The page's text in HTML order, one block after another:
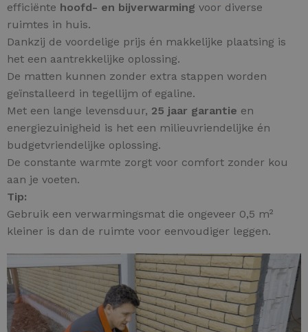
efficiënte hoofd- en bijverwarming voor diverse
ruimtes in huis.
Dankzij de voordelige prijs én makkelijke plaatsing is
het een aantrekkelijke oplossing.
De matten kunnen zonder extra stappen worden
geïnstalleerd in tegellijm of egaline.
Met een lange levensduur, 25 jaar garantie en
energiezuinigheid is het een milieuvriendelijke én
budgetvriendelijke oplossing.
De constante warmte zorgt voor comfort zonder kou
aan je voeten.
Tip:
Gebruik een verwarmingsmat die ongeveer 0,5 m²
kleiner is dan de ruimte voor eenvoudiger leggen.